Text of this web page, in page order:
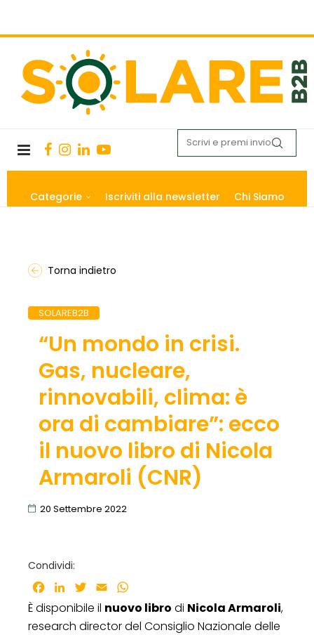
Categorie Iscriviti alla newsletter Chi Siamo
Torna indietro
SOLAREB2B
“Un mondo in crisi.
Gas, nucleare,
rinnovabili, clima: è
ora di cambiare”: ecco
il nuovo libro di Nicola
Armaroli (CNR)
20 Settembre 2022
Condividi:
Facebook
LinkedInTwitter
Email
È disponibile il nuovo libro di Nicola Armaroli,
research director del Consiglio Nazionale delle